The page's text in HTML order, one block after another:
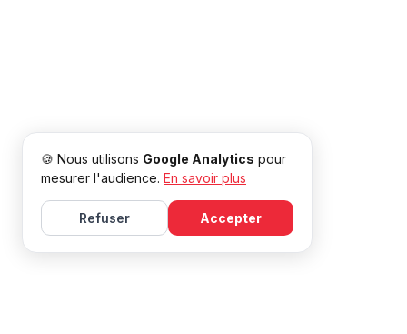
🍪 Nous utilisons Google Analytics pour
mesurer l'audience. En savoir plus
Refuser Accepter